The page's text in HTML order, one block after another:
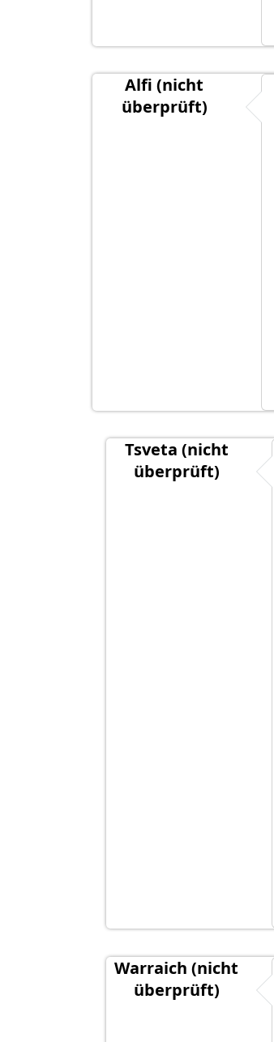
Alfi (nicht
überprüft)
Tsveta (nicht
überprüft)
Im Juli
Warraich (nicht
überprüft)
Im Juli